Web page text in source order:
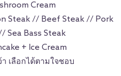
Cream
Steak // Beef Steak // Pork
Sea Bass Steak
+ Ice Cream
เลือกได้ตามใจชอบ